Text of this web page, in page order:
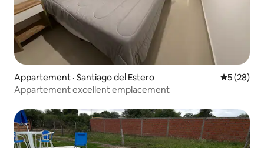
Appartement · Santiago del Estero Note
5 (28)
Appartement excellent emplacement